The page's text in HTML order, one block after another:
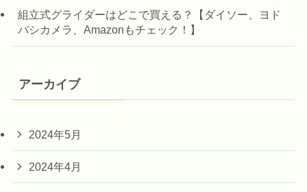
組立式グライダーはどこで買える？【ダイソー、ヨド
バシカメラ、Amazonもチェック！】
アーカイブ
2024年5月
2024年4月